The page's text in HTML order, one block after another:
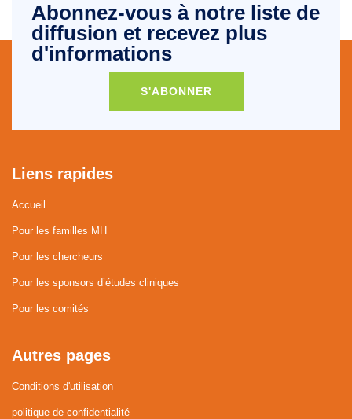
Abonnez-vous à notre liste de
diffusion et recevez plus
d'informations
S'ABONNER
Liens rapides
Accueil
Pour les familles MH
Pour les chercheurs
Pour les sponsors d’études cliniques
Pour les comités
Autres pages
Conditions d'utilisation
politique de confidentialité